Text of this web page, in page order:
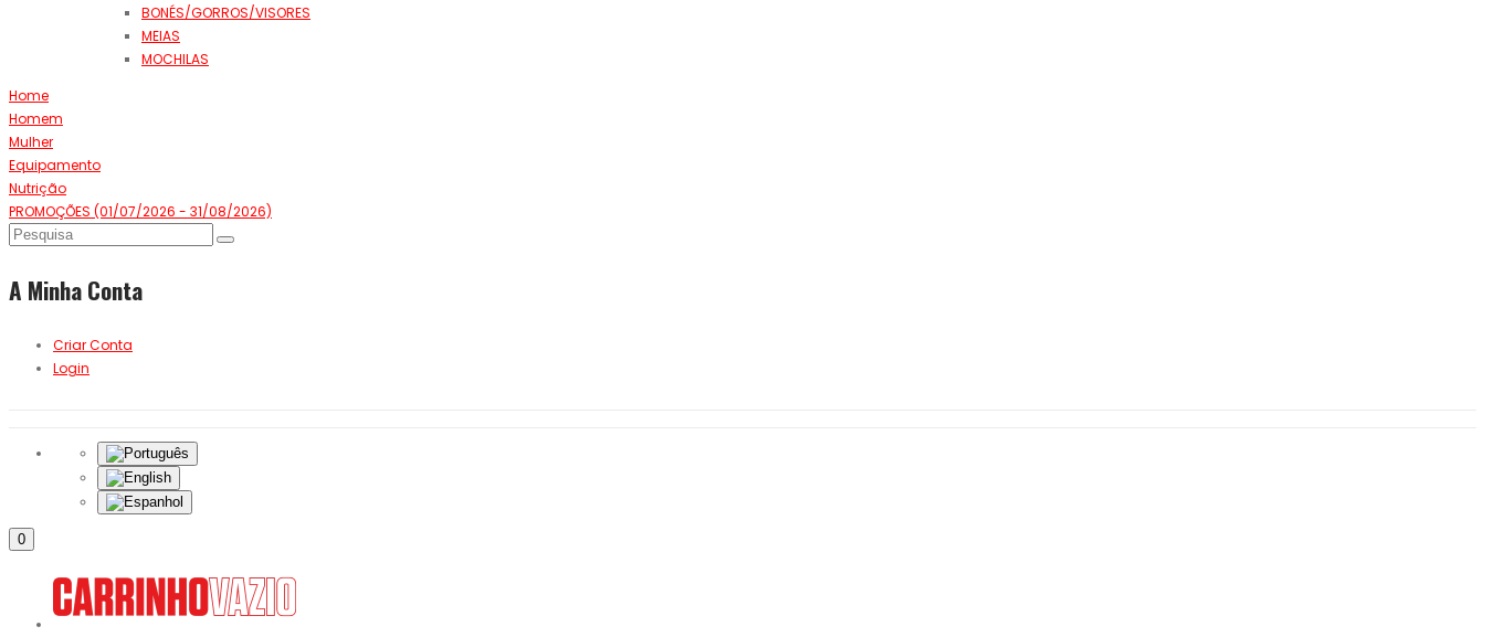
BONÉS/GORROS/VISORES
MEIAS
MOCHILAS
Home
Homem
Mulher
Equipamento
Nutrição
PROMOÇÕES (01/07/2026 - 31/08/2026)
A Minha Conta
Criar Conta
Login
0